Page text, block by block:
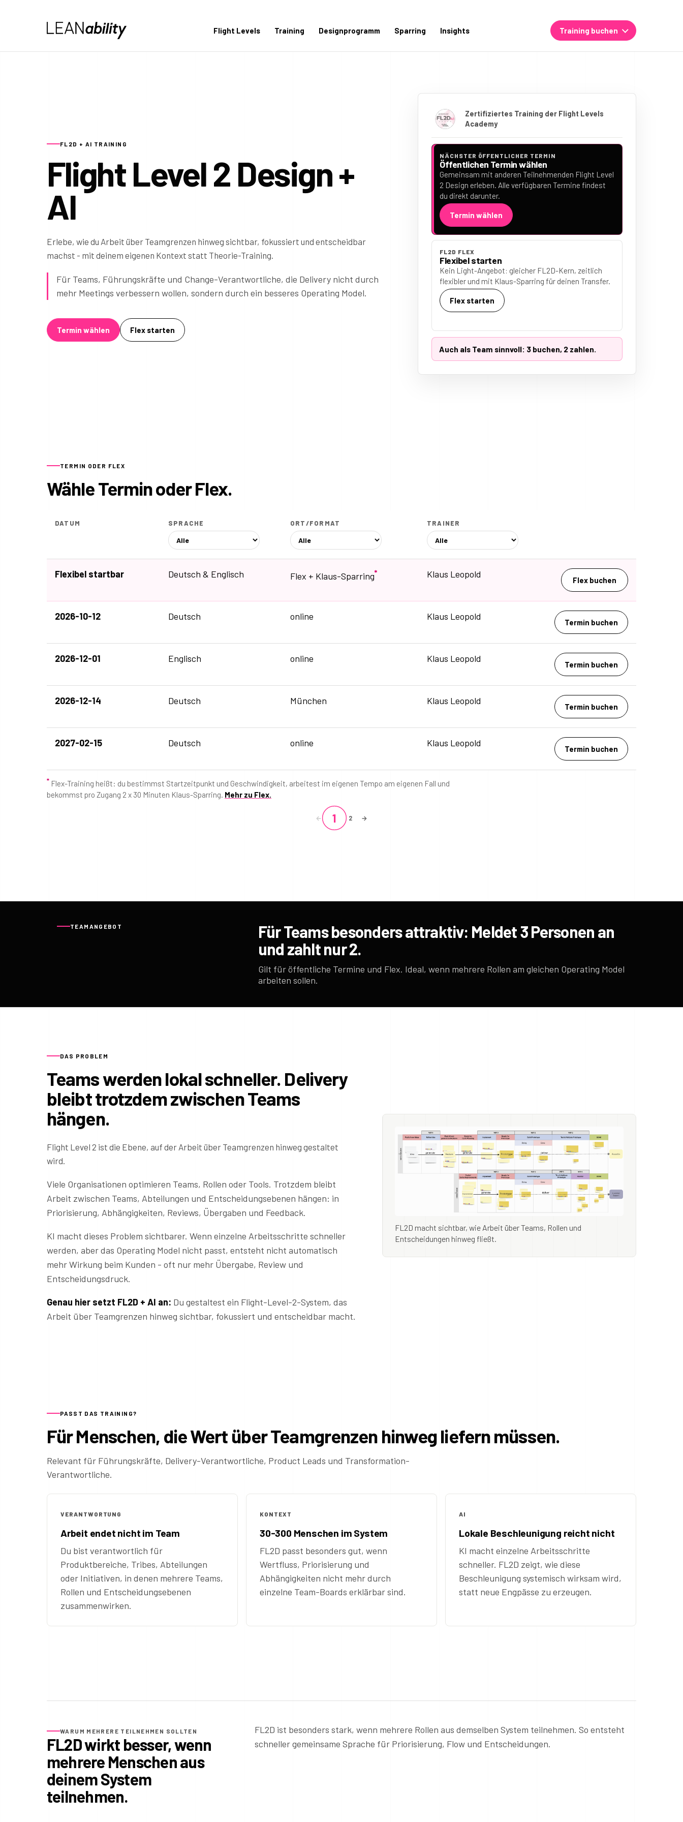
Flight Levels Training Designprogramm Sparring Insights Training buchen
FL2D + AI TRAINING
Flight Level 2 Design +
AI
Erlebe, wie du Arbeit über Teamgrenzen hinweg sichtbar, fokussiert und entscheidbar
machst - mit deinem eigenen Kontext statt Theorie-Training.
Für Teams, Führungskräfte und Change-Verantwortliche, die Delivery nicht durch
mehr Meetings verbessern wollen, sondern durch ein besseres Operating Model.
Termin wählen Flex starten
Zertifiziertes Training der Flight Levels
Academy
NÄCHSTER ÖFFENTLICHER TERMIN
Öffentlichen Termin wählen
Gemeinsam mit anderen Teilnehmenden Flight Level
2 Design erleben. Alle verfügbaren Termine findest
du direkt darunter.
Termin wählen
FL2D FLEX
Flexibel starten
Kein Light-Angebot: gleicher FL2D-Kern, zeitlich
flexibler und mit Klaus-Sparring für deinen Transfer.
Flex starten
Auch als Team sinnvoll: 3 buchen, 2 zahlen.
TERMIN ODER FLEX
Wähle Termin oder Flex.
DATUM SPRACHE ORT/FORMAT TRAINER
Flexibel startbar Deutsch & Englisch Flex + Klaus-Sparring* Klaus Leopold
Flex buchen
2026-10-12 Deutsch online Klaus Leopold
Termin buchen
2026-12-01 Englisch online Klaus Leopold
Termin buchen
2026-12-14 Deutsch München Klaus Leopold
Termin buchen
2027-02-15 Deutsch online Klaus Leopold
Termin buchen
* Flex-Training heißt: du bestimmst Startzeitpunkt und Geschwindigkeit, arbeitest im eigenen Tempo am eigenen Fall und
bekommst pro Zugang 2 x 30 Minuten Klaus-Sparring. Mehr zu Flex.
← 1 2 →
TEAMANGEBOT
Für Teams besonders attraktiv: Meldet 3 Personen an
und zahlt nur 2.
Gilt für öffentliche Termine und Flex. Ideal, wenn mehrere Rollen am gleichen Operating Model
arbeiten sollen.
DAS PROBLEM
Teams werden lokal schneller. Delivery
bleibt trotzdem zwischen Teams
hängen.
Flight Level 2 ist die Ebene, auf der Arbeit über Teamgrenzen hinweg gestaltet
wird.
Viele Organisationen optimieren Teams, Rollen oder Tools. Trotzdem bleibt
Arbeit zwischen Teams, Abteilungen und Entscheidungsebenen hängen: in
Priorisierung, Abhängigkeiten, Reviews, Übergaben und Feedback.
KI macht dieses Problem sichtbarer. Wenn einzelne Arbeitsschritte schneller
werden, aber das Operating Model nicht passt, entsteht nicht automatisch
mehr Wirkung beim Kunden - oft nur mehr Übergabe, Review und
Entscheidungsdruck.
Genau hier setzt FL2D + AI an: Du gestaltest ein Flight-Level-2-System, das
Arbeit über Teamgrenzen hinweg sichtbar, fokussiert und entscheidbar macht.
FL2D macht sichtbar, wie Arbeit über Teams, Rollen und
Entscheidungen hinweg fließt.
PASST DAS TRAINING?
Für Menschen, die Wert über Teamgrenzen hinweg liefern müssen.
Relevant für Führungskräfte, Delivery-Verantwortliche, Product Leads und Transformation-
Verantwortliche.
VERANTWORTUNG
Arbeit endet nicht im Team
Du bist verantwortlich für
Produktbereiche, Tribes, Abteilungen
oder Initiativen, in denen mehrere Teams,
Rollen und Entscheidungsebenen
zusammenwirken.
KONTEXT
30-300 Menschen im System
FL2D passt besonders gut, wenn
Wertfluss, Priorisierung und
Abhängigkeiten nicht mehr durch
einzelne Team-Boards erklärbar sind.
AI
Lokale Beschleunigung reicht nicht
KI macht einzelne Arbeitsschritte
schneller. FL2D zeigt, wie diese
Beschleunigung systemisch wirksam wird,
statt neue Engpässe zu erzeugen.
WARUM MEHRERE TEILNEHMEN SOLLTEN
FL2D wirkt besser, wenn
mehrere Menschen aus
deinem System
teilnehmen.
FL2D ist besonders stark, wenn mehrere Rollen aus demselben System teilnehmen. So entsteht
schneller gemeinsame Sprache für Priorisierung, Flow und Entscheidungen.